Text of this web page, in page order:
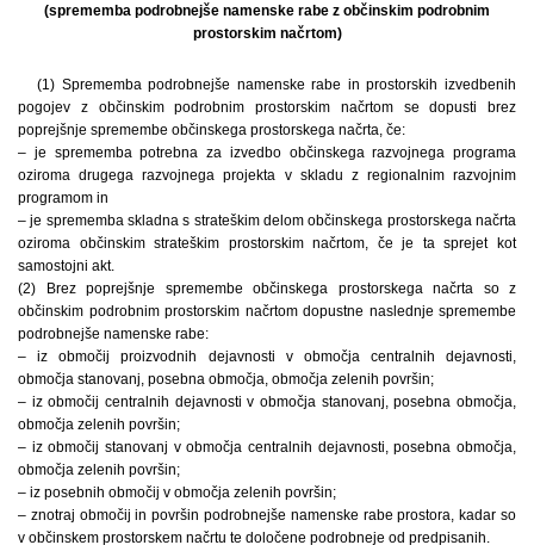
(sprememba podrobnejše namenske rabe z občinskim podrobnim
prostorskim načrtom)
(1) Sprememba podrobnejše namenske rabe in prostorskih izvedbenih
pogojev z občinskim podrobnim prostorskim načrtom se dopusti brez
poprejšnje spremembe občinskega prostorskega načrta, če:
– je sprememba potrebna za izvedbo občinskega razvojnega programa
oziroma drugega razvojnega projekta v skladu z regionalnim razvojnim
programom in
– je sprememba skladna s strateškim delom občinskega prostorskega načrta
oziroma občinskim strateškim prostorskim načrtom, če je ta sprejet kot
samostojni akt.
(2) Brez poprejšnje spremembe občinskega prostorskega načrta so z
občinskim podrobnim prostorskim načrtom dopustne naslednje spremembe
podrobnejše namenske rabe:
– iz območij proizvodnih dejavnosti v območja centralnih dejavnosti,
območja stanovanj, posebna območja, območja zelenih površin;
– iz območij centralnih dejavnosti v območja stanovanj, posebna območja,
območja zelenih površin;
– iz območij stanovanj v območja centralnih dejavnosti, posebna območja,
območja zelenih površin;
– iz posebnih območij v območja zelenih površin;
– znotraj območij in površin podrobnejše namenske rabe prostora, kadar so
v občinskem prostorskem načrtu te določene podrobneje od predpisanih.